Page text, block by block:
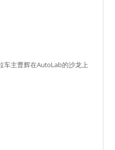
车主曹辉在AutoLab的沙龙上